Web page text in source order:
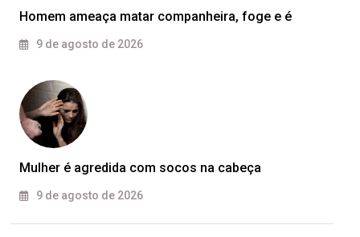
Homem ameaça matar companheira, foge e é
9 de agosto de 2026
Mulher é agredida com socos na cabeça
9 de agosto de 2026